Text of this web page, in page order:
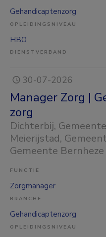
Gehandicaptenzorg
OPLEIDINGSNIVEAU
HBO
DIENSTVERBAND
30-07-2026
Manager Zorg |
zorg
Dichterbij,
Meierijstad,
Gemeente Bernheze
FUNCTIE
Zorgmanager
BRANCHE
Gehandicaptenzorg
OPLEIDINGSNIVEAU